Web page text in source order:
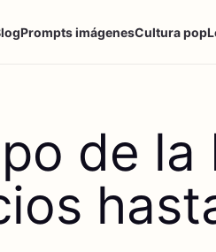
Prompts imágenesCultura pop
de la